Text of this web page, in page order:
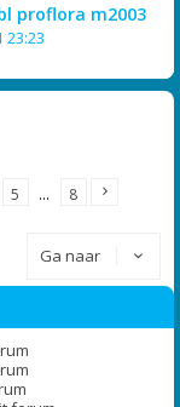
proflora m2003
23:23
5 … 8
Ga naar